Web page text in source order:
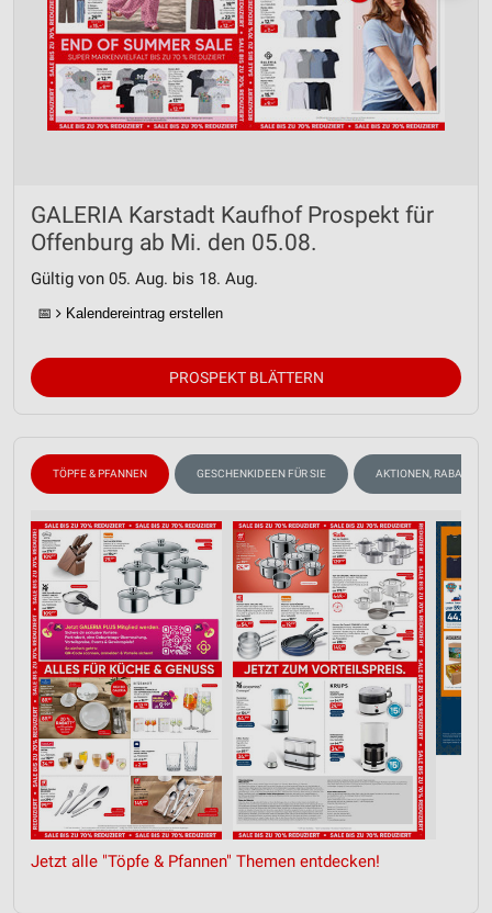
GALERIA Karstadt Kaufhof Prospekt für
Offenburg ab Mi. den 05.08.
Gültig von 05. Aug. bis 18. Aug.
📅 Kalendereintrag erstellen
PROSPEKT BLÄTTERN
TÖPFE & PFANNEN GESCHENKIDEEN FÜR SIE AKTIONEN, RABATTE
Jetzt alle "Töpfe & Pfannen" Themen entdecken!